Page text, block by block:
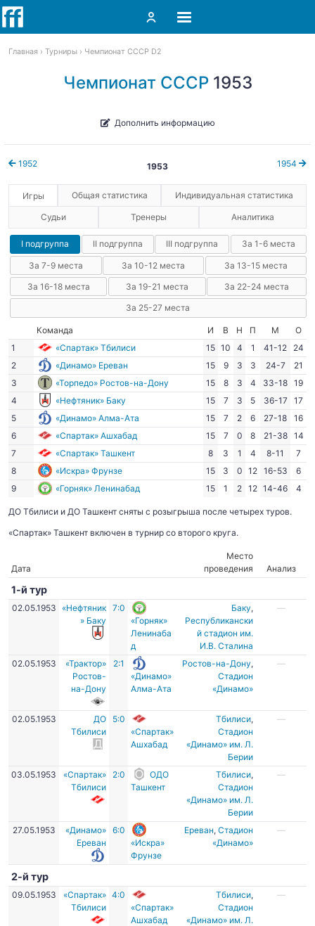
Главная Турниры Чемпионат СССР D2
Чемпионат СССР1953
Дополнить информацию
1952 1954
1953
Игры Общая статистика Индивидуальная статистика
Судьи Тренеры Аналитика
I подгруппа II подгруппа III подгруппа За 1-6 места
За 7-9 места За 10-12 места За 13-15 места
За 16-18 места За 19-21 места За 22-24 места
За 25-27 места
Команда И В Н П М
О
1
«Спартак» Тбилиси 15 10 4 1 41-12
24
2
«Динамо» Ереван 15 9 3 3 24-7
21
3
«Торпедо» Ростов-на-Дону 15 8 3 4 33-18 19
4
«Нефтяник» Баку 15 7 3 5 36-17
17
5
«Динамо» Алма-Ата 15 7 2 6 27-18
16
6
«Спартак» Ашхабад 15 7 0 8 21-38
14
7
«Спартак» Ташкент 8 3 1 4 8-11
7
8
«Искра» Фрунзе 15 3 0 12 16-53
6
9
«Горняк» Ленинабад 15 1 2 12 14-46 4
ДО Тбилиси и ДО Ташкент сняты с розыгрыша после четырех туров.
«Спартак» Ташкент включен в турнир со второго круга.
Дата
Место
проведения
Анализ
1-й тур
02.05.1953
«Нефтяник
» Баку
7:0
«Горняк»
Ленинаба
д
Баку,
Республикански
й стадион им.
И.В. Сталина
—
02.05.1953
«Трактор»
Ростов-
на-Дону
2:1
«Динамо»
Алма-Ата
Ростов-на-Дону,
Стадион
«Динамо»
—
02.05.1953
ДО
Тбилиси
5:0
«Спартак»
Ашхабад
Тбилиси,
Стадион
«Динамо» им. Л.
Берии
—
03.05.1953
«Спартак»
Тбилиси
2:0
ОДО
Ташкент
Тбилиси,
Стадион
«Динамо» им. Л.
Берии
—
27.05.1953
«Динамо»
Ереван
6:0
«Искра»
Фрунзе
Ереван,Стадион
«Динамо»
—
2-й тур
09.05.1953
«Спартак»
Тбилиси
4:0
«Спартак»
Ашхабад
Тбилиси,
Стадион
«Динамо» им. Л.
—